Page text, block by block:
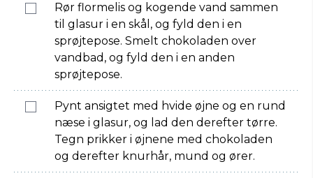
Rør flormelis og kogende vand sammen
til glasur i en skål, og fyld den i en
sprøjtepose. Smelt chokoladen over
vandbad, og fyld den i en anden
sprøjtepose.
Pynt ansigtet med hvide øjne og en rund
næse i glasur, og lad den derefter tørre.
Tegn prikker i øjnene med chokoladen
og derefter knurhår, mund og ører.